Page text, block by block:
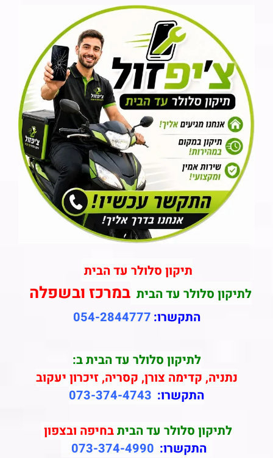
תיקון סלולר עד הבית
לתיקון סלולר עד הביתבמרכז ובשפלה
התקשרו: 054-2844777
לתיקון סלולר עד הבית ב:
נתניה, קדימה צורן, קסריה, זיכרון יעקוב
התקשרו: 073-374-4743
לתיקון סלולר עד הביתבחיפה ובצפון
התקשרו: 073-374-4990